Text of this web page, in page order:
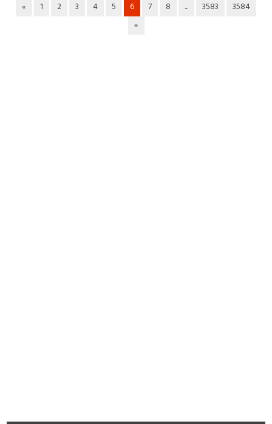
« 1 2 3 4 5 6 7 8 ... 3583
3584
»